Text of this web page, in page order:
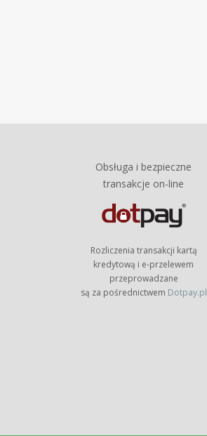
Obsługa i bezpieczne
transakcje on-line
Rozliczenia transakcji kartą
kredytową i e-przelewem
przeprowadzane
są za pośrednictwem Dotpay.pl